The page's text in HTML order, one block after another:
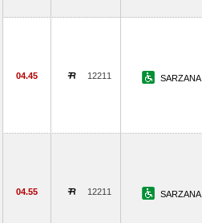
04.45 12211 SARZANA
04.55 12211 SARZANA